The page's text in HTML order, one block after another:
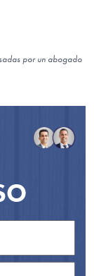
por un abogado